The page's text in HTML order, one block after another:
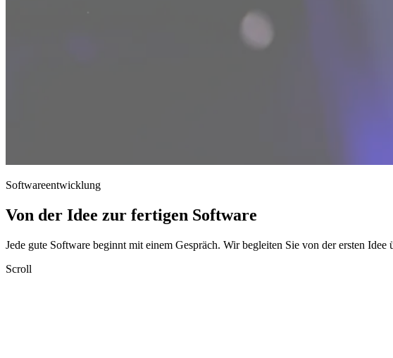
Softwareentwicklung
Von der Idee zur fertigen Software
Jede gute Software beginnt mit einem Gespräch. Wir begleiten Sie von der ersten
Scroll